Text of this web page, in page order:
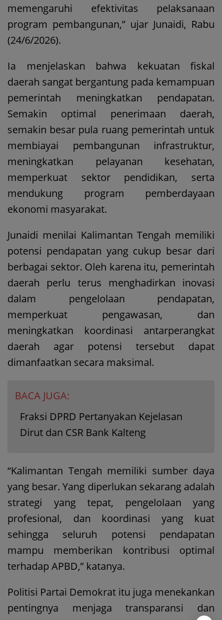
memengaruhi efektivitas pelaksanaan
program pembangunan,” ujar Junaidi, Rabu
(24/6/2026).
Ia menjelaskan bahwa kekuatan fiskal
daerah sangat bergantung pada kemampuan
pemerintah meningkatkan pendapatan.
Semakin optimal penerimaan daerah,
semakin besar pula ruang pemerintah untuk
membiayai pembangunan infrastruktur,
meningkatkan pelayanan kesehatan,
memperkuat sektor pendidikan, serta
mendukung program pemberdayaan
ekonomi masyarakat.
Junaidi menilai Kalimantan Tengah memiliki
potensi pendapatan yang cukup besar dari
berbagai sektor. Oleh karena itu, pemerintah
daerah perlu terus menghadirkan inovasi
dalam pengelolaan pendapatan,
memperkuat pengawasan, dan
meningkatkan koordinasi antarperangkat
daerah agar potensi tersebut dapat
dimanfaatkan secara maksimal.
BACA JUGA:
Fraksi DPRD Pertanyakan Kejelasan
Dirut dan CSR Bank Kalteng
“Kalimantan Tengah memiliki sumber daya
yang besar. Yang diperlukan sekarang adalah
strategi yang tepat, pengelolaan yang
profesional, dan koordinasi yang kuat
sehingga seluruh potensi pendapatan
mampu memberikan kontribusi optimal
terhadap APBD,” katanya.
Politisi Partai Demokrat itu juga menekankan
pentingnya menjaga transparansi dan